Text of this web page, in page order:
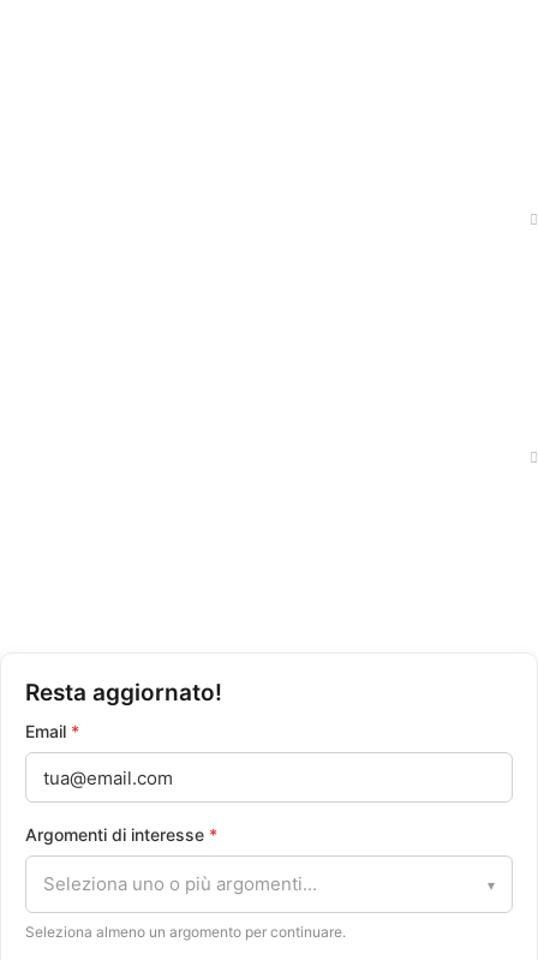
Resta aggiornato!
Email *
Argomenti di interesse *
Seleziona uno o più argomenti... ▾
Seleziona almeno un argomento per continuare.